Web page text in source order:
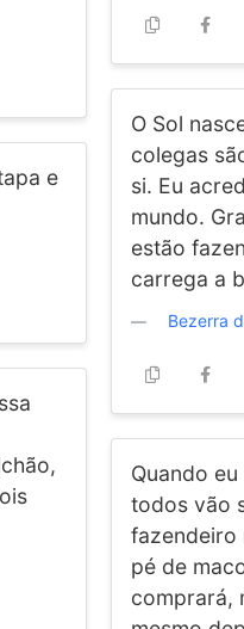
e
O Sol
colegas
si. Eu
mundo.
estão
carrega a
Bezerra
Quando
todos vão
fazendeiro
pé de
comprará,